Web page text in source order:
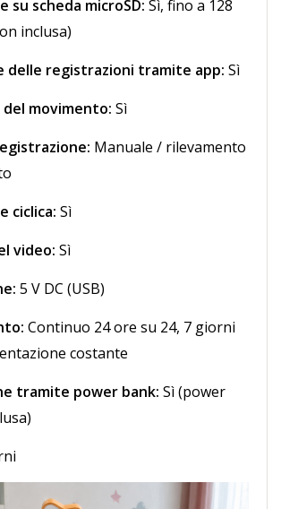
su scheda microSD: Sì, fino a 128
inclusa)
delle registrazioni tramite app: Sì
movimento: Sì
Manuale / rilevamento
ciclica: Sì
video: Sì
5 V DC (USB)
Continuo 24 ore su 24, 7 giorni
costante
tramite power bank: Sì (power